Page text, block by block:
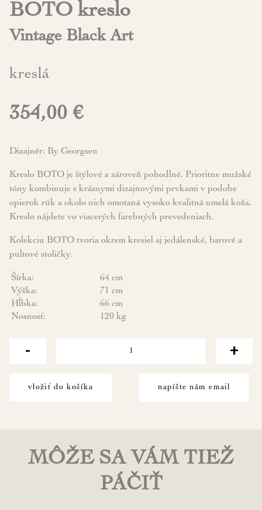
BOTO kreslo
Vintage Black Art
kreslá
354,00 €
Dizajnér: By Georgsen
Kreslo BOTO je štýlové a zároveň pohodlné. Prioritne mužské
tóny kombinuje s krásnymi dizajnovými prvkami v podobe
opierok rúk a okolo nich omotaná vysoko kvalitná umelá koža.
Kreslo nájdete vo viacerých farebných prevedeniach.
Kolekciu BOTO tvoria okrem kresiel aj jedálenské, barové a
pultové stoličky.
Šírka:
64 cm
Výška:
71 cm
Hĺbka:
66 cm
Nosnosť:
120 kg
- +
vložiť do košíka napíšte nám email
MÔŽE SA VÁM TIEŽ
PÁČIŤ